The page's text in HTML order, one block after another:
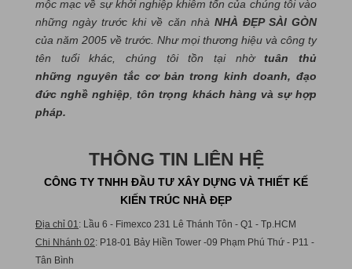
mộc mạc về sự khởi nghiệp khiêm tốn của chúng tôi vào
những ngày trước khi về căn nhà NHÀ ĐẸP SÀI GÒN
của năm 2005 về trước. Như mọi thương hiệu và công ty
tên tuổi khác, chúng tôi tồn tại nhờtuân thủ
những nguyên tắc cơ bản trong kinh doanh, đạo
đức nghề nghiệp ,tôn trọng khách hàng và sự hợp
pháp.
THÔNG TIN LIÊN HỆ
CÔNG TY TNHH ĐẦU TƯ XÂY DỰNG VÀ THIẾT KẾ
KIẾN TRÚC NHÀ ĐẸP
Địa chỉ 01 : Lầu 6 - Fimexco 231 Lê Thánh Tôn - Q1 - Tp.HCM
Chi Nhánh 02: P18-01 Bảy Hiền Tower -09 Phạm Phú Thứ - P11 -
Tân Bình